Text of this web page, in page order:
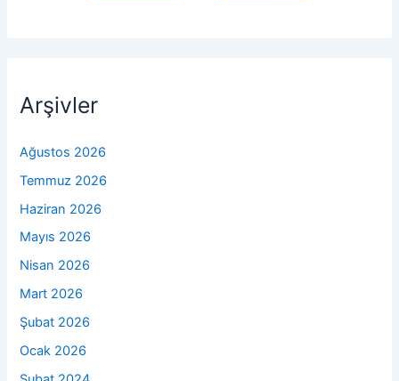
Arşivler
Ağustos 2026
Temmuz 2026
Haziran 2026
Mayıs 2026
Nisan 2026
Mart 2026
Şubat 2026
Ocak 2026